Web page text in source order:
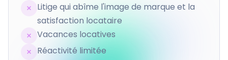
Litige qui abîme l'image de marque et la
satisfaction locataire
Vacances locatives
Réactivité limitée